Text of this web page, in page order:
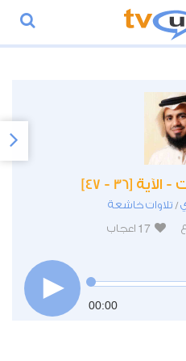
[36 - 47]
/ تلاوات خاشعة
17 اعجاب
00:00